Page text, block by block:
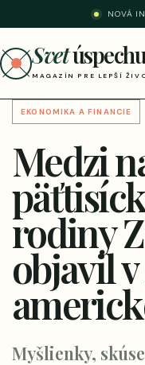
NOVÁ
Svetúspechu
MAGAZÍN PRE LEPŠÍ
EKONOMIKA A FINANCIE
Medzi
rodiny
objavil
Myšlienky,